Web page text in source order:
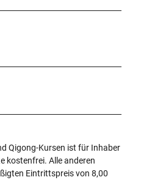
Qigong-Kursen ist für Inhaber
kostenfrei. Alle anderen
Eintrittspreis von 8,00